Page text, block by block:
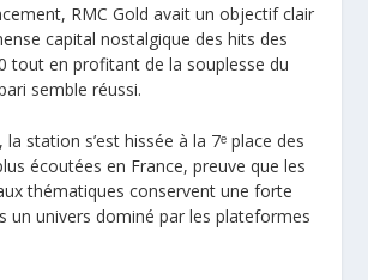
RMC Gold avait un objectif clair
capital nostalgique des hits des
tout en profitant de la souplesse du
semble réussi.
la station s’est hissée à la 7ᵉ place des
écoutées en France, preuve que les
thématiques conservent une forte
un univers dominé par les plateformes